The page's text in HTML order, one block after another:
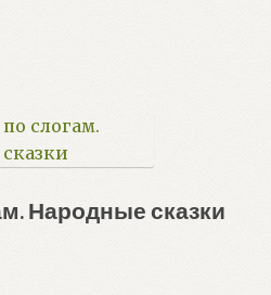
Народные сказки